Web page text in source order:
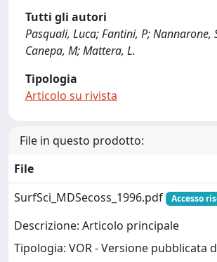
Tutti gli autori
Pasquali, Luca; Fantini, P; Nannarone,
Canepa, M; Mattera, L.
Tipologia
Articolo su rivista
File in questo prodotto:
File
SurfSci_MDSecoss_1996.pdf
Accesso
Descrizione: Articolo principale
Tipologia: VOR - Versione pubblicata